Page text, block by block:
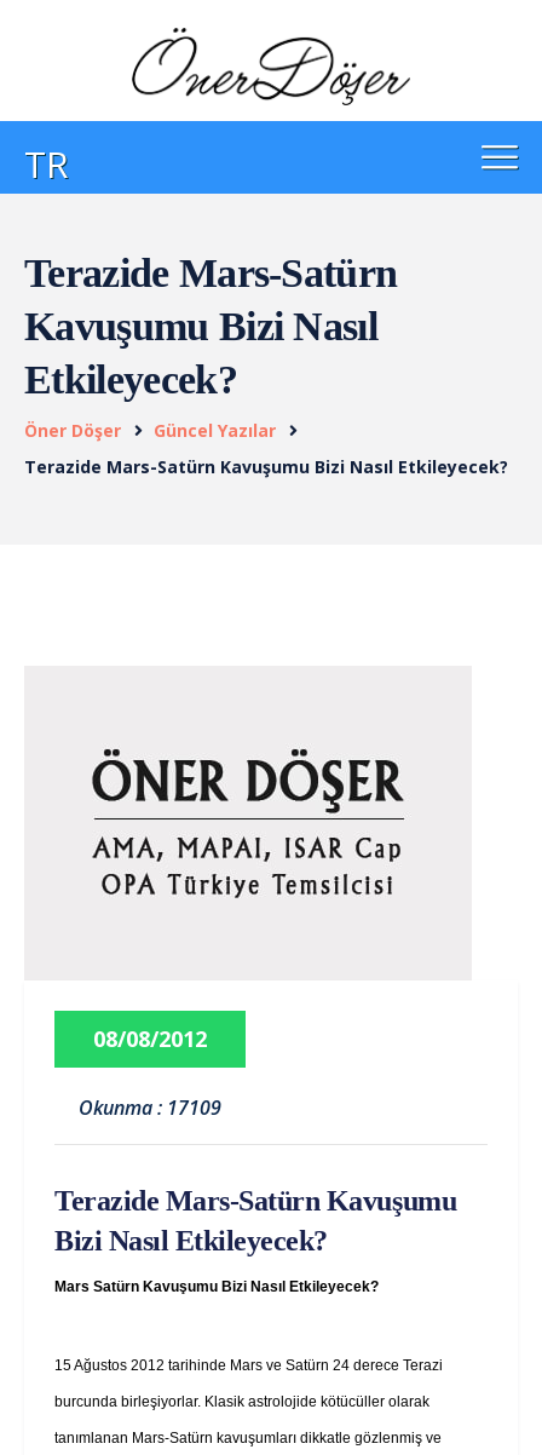
TR
Terazide Mars-Satürn
Kavuşumu Bizi Nasıl
Etkileyecek?
Öner Döşer
Güncel Yazılar
Terazide Mars-Satürn Kavuşumu Bizi Nasıl Etkileyecek?
08/08/2012
Okunma : 17109
Terazide Mars-Satürn Kavuşumu
Bizi Nasıl Etkileyecek?
Mars Satürn Kavuşumu Bizi Nasıl Etkileyecek?
15 Ağustos 2012 tarihinde Mars ve Satürn 24 derece Terazi
burcunda birleşiyorlar. Klasik astrolojide kötücüller olarak
tanımlanan Mars-Satürn kavuşumları dikkatle gözlenmiş ve